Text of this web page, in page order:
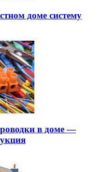
доме систему
в доме —